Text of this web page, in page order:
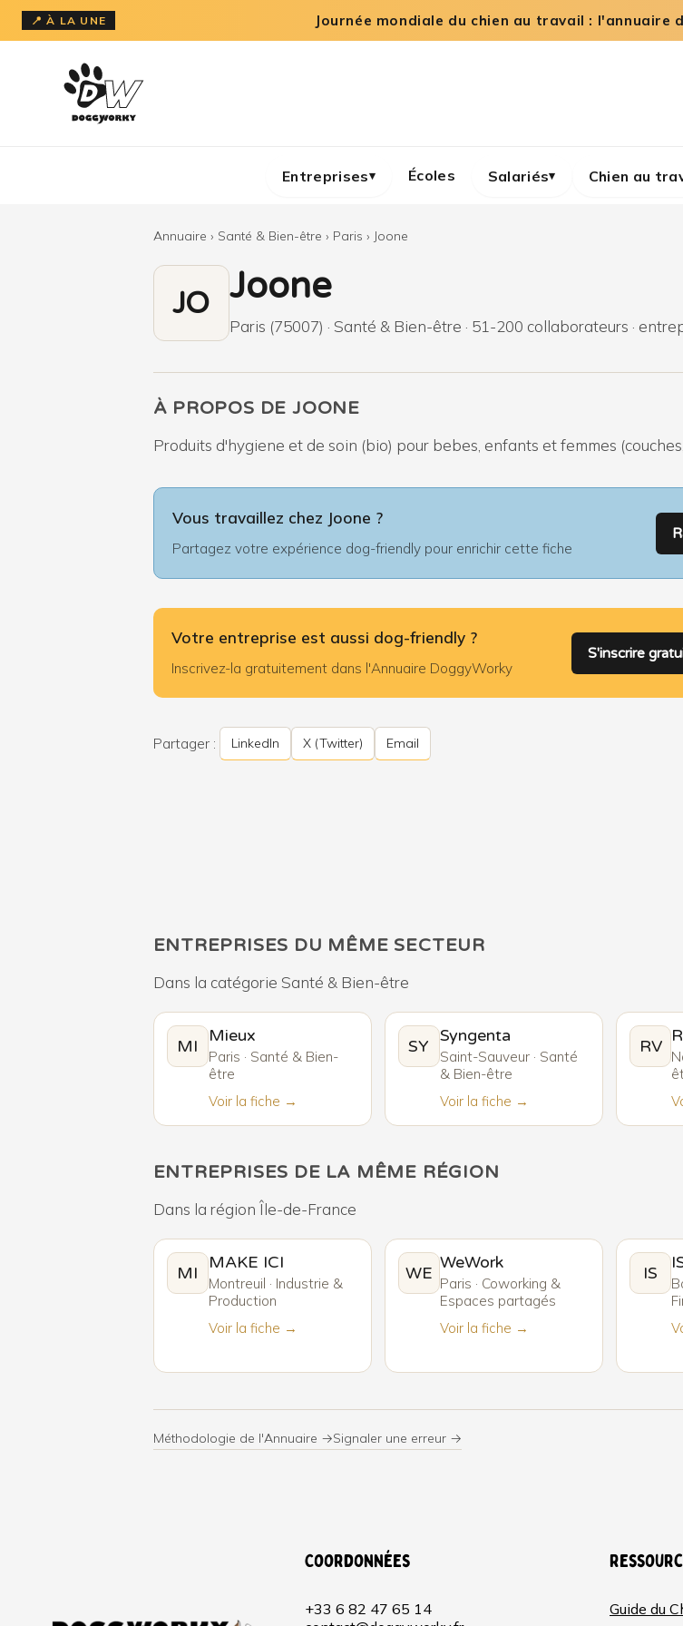
Aller
au
📍 À LA UNE Journée mondiale du chien au travail :
Entreprises▾ Écoles Salariés▾ Chien au
Annuaire › Santé & Bien-être › Paris › Joone
JO Joone
Paris (75007) · Santé & Bien-être · 51-200 collaborateurs ·
À PROPOS DE JOONE
Produits d'hygiene et de soin (bio) pour bebes, enfants et femmes
Vous travaillez chez Joone ?
Partagez votre expérience dog-friendly pour enrichir cette fiche
Votre entreprise est aussi dog-friendly ?
Inscrivez-la gratuitement dans l'Annuaire DoggyWorky
S'inscrire
Partager : LinkedIn X (Twitter) Email
ENTREPRISES DU MÊME SECTEUR
Dans la catégorie Santé & Bien-être
MI
Mieux
Paris · Santé & Bien-
être
Voir la fiche →
SY
Syngenta
Saint-Sauveur · Santé
& Bien-être
Voir la fiche →
RV
ENTREPRISES DE LA MÊME RÉGION
Dans la région Île-de-France
MI
MAKE ICI
Montreuil · Industrie &
Production
Voir la fiche →
WE
WeWork
Paris · Coworking &
Espaces partagés
Voir la fiche →
IS
Méthodologie de l'Annuaire →Signaler une erreur →
Coordonnées
+33 6 82 47 65 14
Guide du